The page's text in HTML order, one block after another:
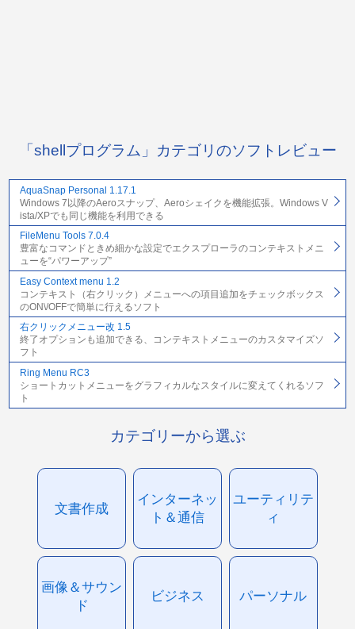
「shellプログラム」カテゴリのソフトレビュー
AquaSnap Personal 1.17.1
Windows 7以降のAeroスナップ、Aeroシェイクを機能拡張。Windows V
ista/XPでも同じ機能を利用できる
FileMenu Tools 7.0.4
豊富なコマンドときめ細かな設定でエクスプローラのコンテキストメニ
ューを“パワーアップ”
Easy Context menu 1.2
コンテキスト（右クリック）メニューへの項目追加をチェックボックス
のON\/OFFで簡単に行えるソフト
右クリックメニュー改 1.5
終了オプションも追加できる、コンテキストメニューのカスタマイズソ
フト
Ring Menu RC3
ショートカットメニューをグラフィカルなスタイルに変えてくれるソフ
ト
カテゴリーから選ぶ
文書作成
インターネッ
ト＆通信
ユーティリテ
ィ
画像＆サウン
ド
ビジネス パーソナル